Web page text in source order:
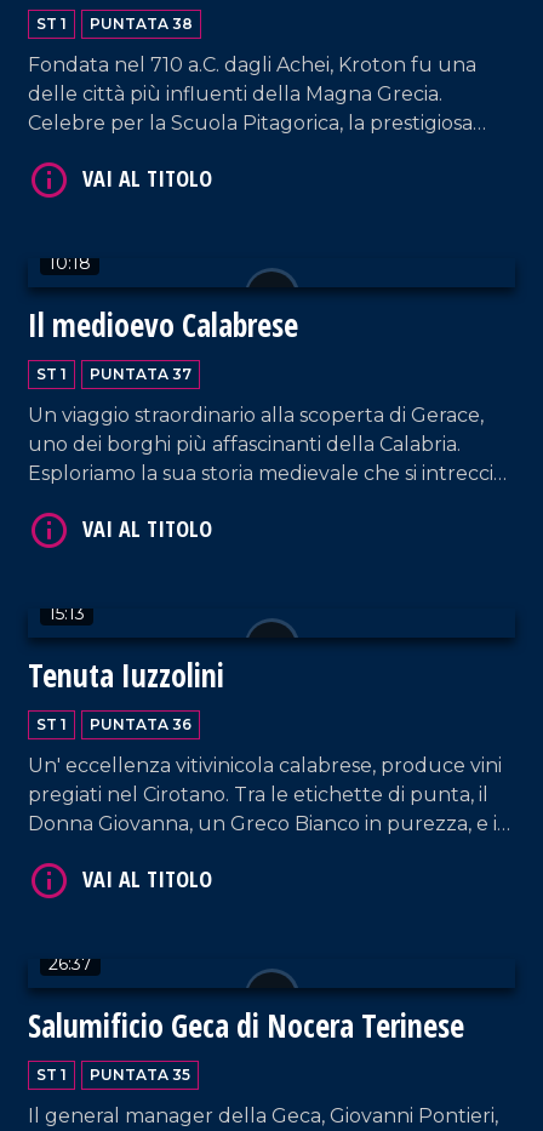
ST 1 PUNTATA 38
Fondata nel 710 a.C. dagli Achei, Kroton fu una
delle città più influenti della Magna Grecia.
Celebre per la Scuola Pitagorica, la prestigiosa
leggendario Milone, fu capitale culturale e
Nazionale.
10:18
Il medioevo Calabrese
ST 1 PUNTATA 37
Un viaggio straordinario alla scoperta di Gerace,
uno dei borghi più affascinanti della Calabria.
Esploriamo la sua storia medievale che si intreccia
castello, fino alle sue chiese.
15:13
Tenuta Iuzzolini
ST 1 PUNTATA 36
Un' eccellenza vitivinicola calabrese, produce vini
pregiati nel Cirotano. Tra le etichette di punta, il
Donna Giovanna, un Greco Bianco in purezza, e il
Marina è aperta per visite e degustazioni.
26:37
Salumificio Geca di Nocera Terinese
ST 1 PUNTATA 35
Il general manager della Geca, Giovanni Pontieri,
VAI AL TITOLO
VAI AL TITOLO
VAI AL TITOLO